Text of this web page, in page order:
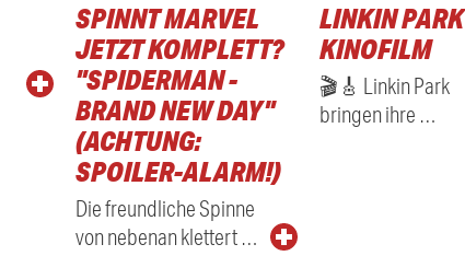
SPINNT MARVEL
JETZT KOMPLETT?
"SPIDERMAN -
BRAND NEW DAY"
(ACHTUNG:
SPOILER-ALARM!)
Die freundliche Spinne
von nebenan klettert …
LINKIN PARK
KINOFILM
🎬🎸 Linkin Park
bringen ihre …